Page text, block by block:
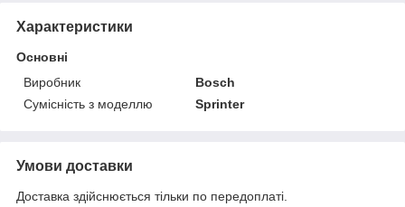
Характеристики
Основні
Виробник
Bosch
Сумісність з моделлю
Sprinter
Умови доставки
Доставка здійснюється тільки по передоплаті.